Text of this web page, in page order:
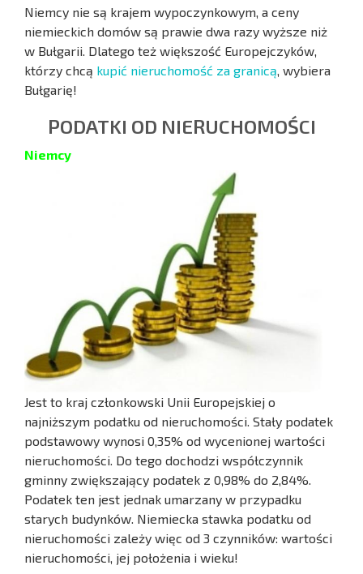
Niemcy nie są krajem wypoczynkowym, a ceny
niemieckich domów są prawie dwa razy wyższe niż
w Bułgarii. Dlatego też większość Europejczyków,
którzy chcą kupić nieruchomość za granicą, wybiera
Bułgarię!
PODATKI OD NIERUCHOMOŚCI
Niemcy
Jest to kraj członkowski Unii Europejskiej o
najniższym podatku od nieruchomości. Stały podatek
podstawowy wynosi 0,35% od wycenionej wartości
nieruchomości. Do tego dochodzi współczynnik
gminny zwiększający podatek z 0,98% do 2,84%.
Podatek ten jest jednak umarzany w przypadku
starych budynków. Niemiecka stawka podatku od
nieruchomości zależy więc od 3 czynników: wartości
nieruchomości, jej położenia i wieku!